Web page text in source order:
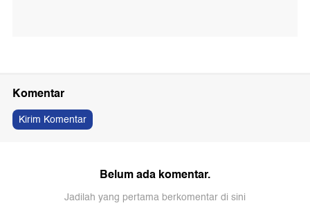
Komentar
Kirim Komentar
Belum ada komentar.
Jadilah yang pertama berkomentar di sini